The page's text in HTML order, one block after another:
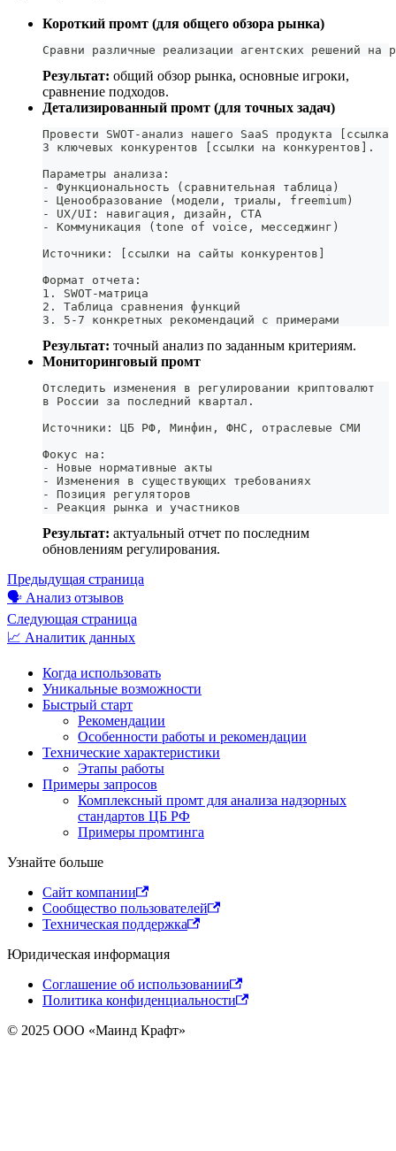
Короткий промт (для общего обзора рынка)
Сравни различные реализации агентских решений на
Результат: общий обзор рынка, основные игроки,
сравнение подходов.
Детализированный промт (для точных задач)
Провести SWOT-анализ нашего SaaS продукта
3 ключевых конкурентов [ссылки на конкурентов].
Параметры анализа:
- Функциональность (сравнительная таблица)
- Ценообразование (модели, триалы, freemium)
- UX/UI: навигация, дизайн, CTA
- Коммуникация (tone of voice, месседжинг)
Источники: [ссылки на сайты конкурентов]
Формат отчета:
1. SWOT-матрица
2. Таблица сравнения функций
3. 5-7 конкретных рекомендаций с примерами
Результат: точный анализ по заданным критериям.
Мониторинговый промт
Отследить изменения в регулировании криптовалют
в России за последний квартал.
Источники: ЦБ РФ, Минфин, ФНС, отраслевые СМИ
Фокус на:
- Новые нормативные акты
- Изменения в существующих требованиях
- Позиция регуляторов
- Реакция рынка и участников
Результат: актуальный отчет по последним
обновлениям регулирования.
Предыдущая страница
🗣️ Анализ отзывов
Следующая страница
📈 Аналитик данных
Когда использовать
Уникальные возможности
Быстрый старт
Рекомендации
Особенности работы и рекомендации
Технические характеристики
Этапы работы
Примеры запросов
Комплексный промт для анализа надзорных
стандартов ЦБ РФ
Примеры промтинга
Узнайте больше
Сайт компании
Сообщество пользователей
Техническая поддержка
Юридическая информация
Соглашение об использовании
Политика конфиденциальности
© 2025 ООО «Маинд Крафт»